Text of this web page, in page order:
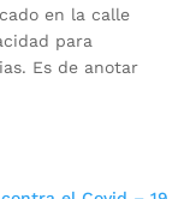
en la calle
para
Es de anotar